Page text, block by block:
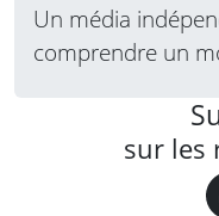
Un média
comprendre un
sur les